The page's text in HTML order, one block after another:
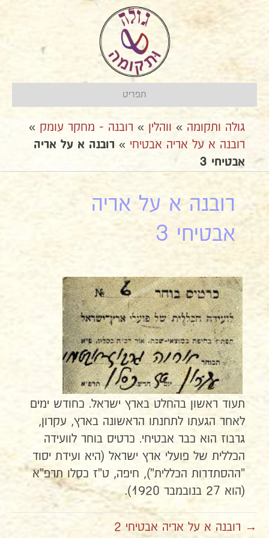
תפריט
גולה ותקומה » ווהלין » רובנה - מחקר עומק »
רובנה א על אריה אבטיחי » רובנה א על אריה
אבטיחי 3
רובנה א על אריה
אבטיחי 3
תעוד ראשון בהחלט בארץ ישראל. כחודש ימים
לאחר הגעתו לתחנתו הראשונה בארץ, עקרון,
גרבוז הוא כבר אבטיחי. כרטיס בוחר לוועידה
הכללית של פועלי ארץ ישראל (היא ועידת יסוד
"ההסתדרות הכללית"), חיפה, ט"ז כסלו תרפ"א
(הוא 27 בנובמבר 1920).
→ רובנה א על אריה אבטיחי 2